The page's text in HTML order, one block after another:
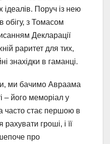
ідеалів. Поруч із нею
обігу, з Томасом
Декларації
раритет для тих,
знахідки в гаманці.
ми бачимо Авраама
– його меморіал у
часто стає першою в
гроші, і її
про